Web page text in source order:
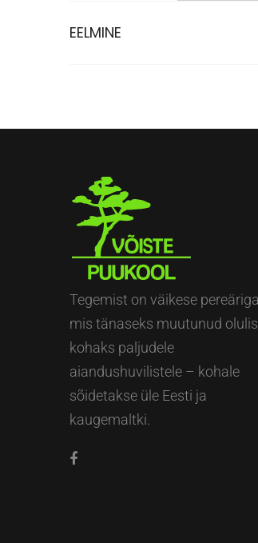
EELMINE
Tegemist on väikese
mis tänaseks muutunud
kohaks paljudele
aiandushuvilistele – kohale
sõidetakse üle Eesti ja
kaugemaltki.